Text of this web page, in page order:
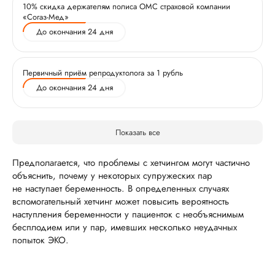
10% скидка держателям полиса ОМС страховой компании
«Согаз-Мед»
До окончания 24 дня
Первичный приём репродуктолога за 1 рубль
До окончания 24 дня
Показать все
Предполагается, что проблемы с хетчингом могут частично
объяснить, почему у некоторых супружеских пар
не наступает беременность. В определенных случаях
вспомогательный хетчинг может повысить вероятность
наступления беременности у пациенток с необъяснимым
бесплодием или у пар, имевших несколько неудачных
попыток ЭКО.